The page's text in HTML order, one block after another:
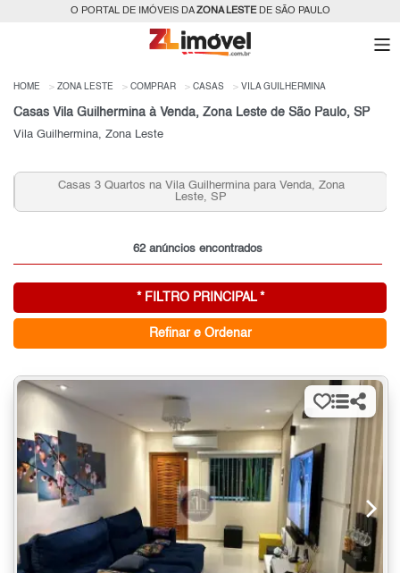
O PORTAL DE IMÓVEIS DAZONA LESTEDE SÃO PAULO
HOME ZONA LESTE COMPRAR CASAS VILA GUILHERMINA
Casas Vila Guilhermina à Venda, Zona Leste de São Paulo, SP
Vila Guilhermina, Zona Leste
Casas 3 Quartos na Vila Guilhermina para Venda, Zona
Leste, SP
62 anúncios encontrados
* FILTRO PRINCIPAL *
Refinar e Ordenar